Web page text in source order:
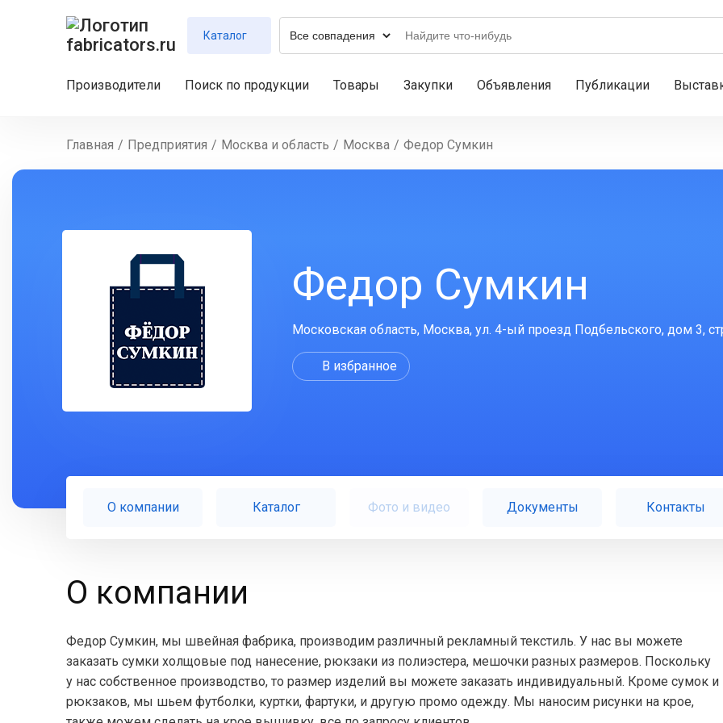
Каталог
Производители Поиск по продукции Товары Закупки Объявления Публикации
Главная / Предприятия / Москва и область / Москва / Федор Сумкин
Федор Сумкин
Московская область, Москва, ул. 4-ый проезд Подбельского, дом 3,
В избранное
О компании Каталог Фото и видео Документы Контакты
О компании
Федор Сумкин, мы швейная фабрика, производим различный рекламный текстиль. У нас вы можете
заказать сумки холщовые под нанесение, рюкзаки из полиэстера, мешочки разных размеров. Поскольку
у нас собственное производство, то размер изделий вы можете заказать индивидуальный. Кроме сумок и
рюкзаков, мы шьем футболки, куртки, фартуки, и другую промо одежду. Мы наносим рисунки на крое,